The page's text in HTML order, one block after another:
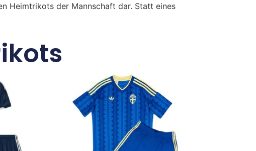
Heimtrikots der Mannschaft dar. Statt eines